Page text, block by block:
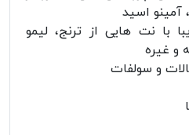
با نت هایی از ترنج، لیمو
و غیره
و سولفات